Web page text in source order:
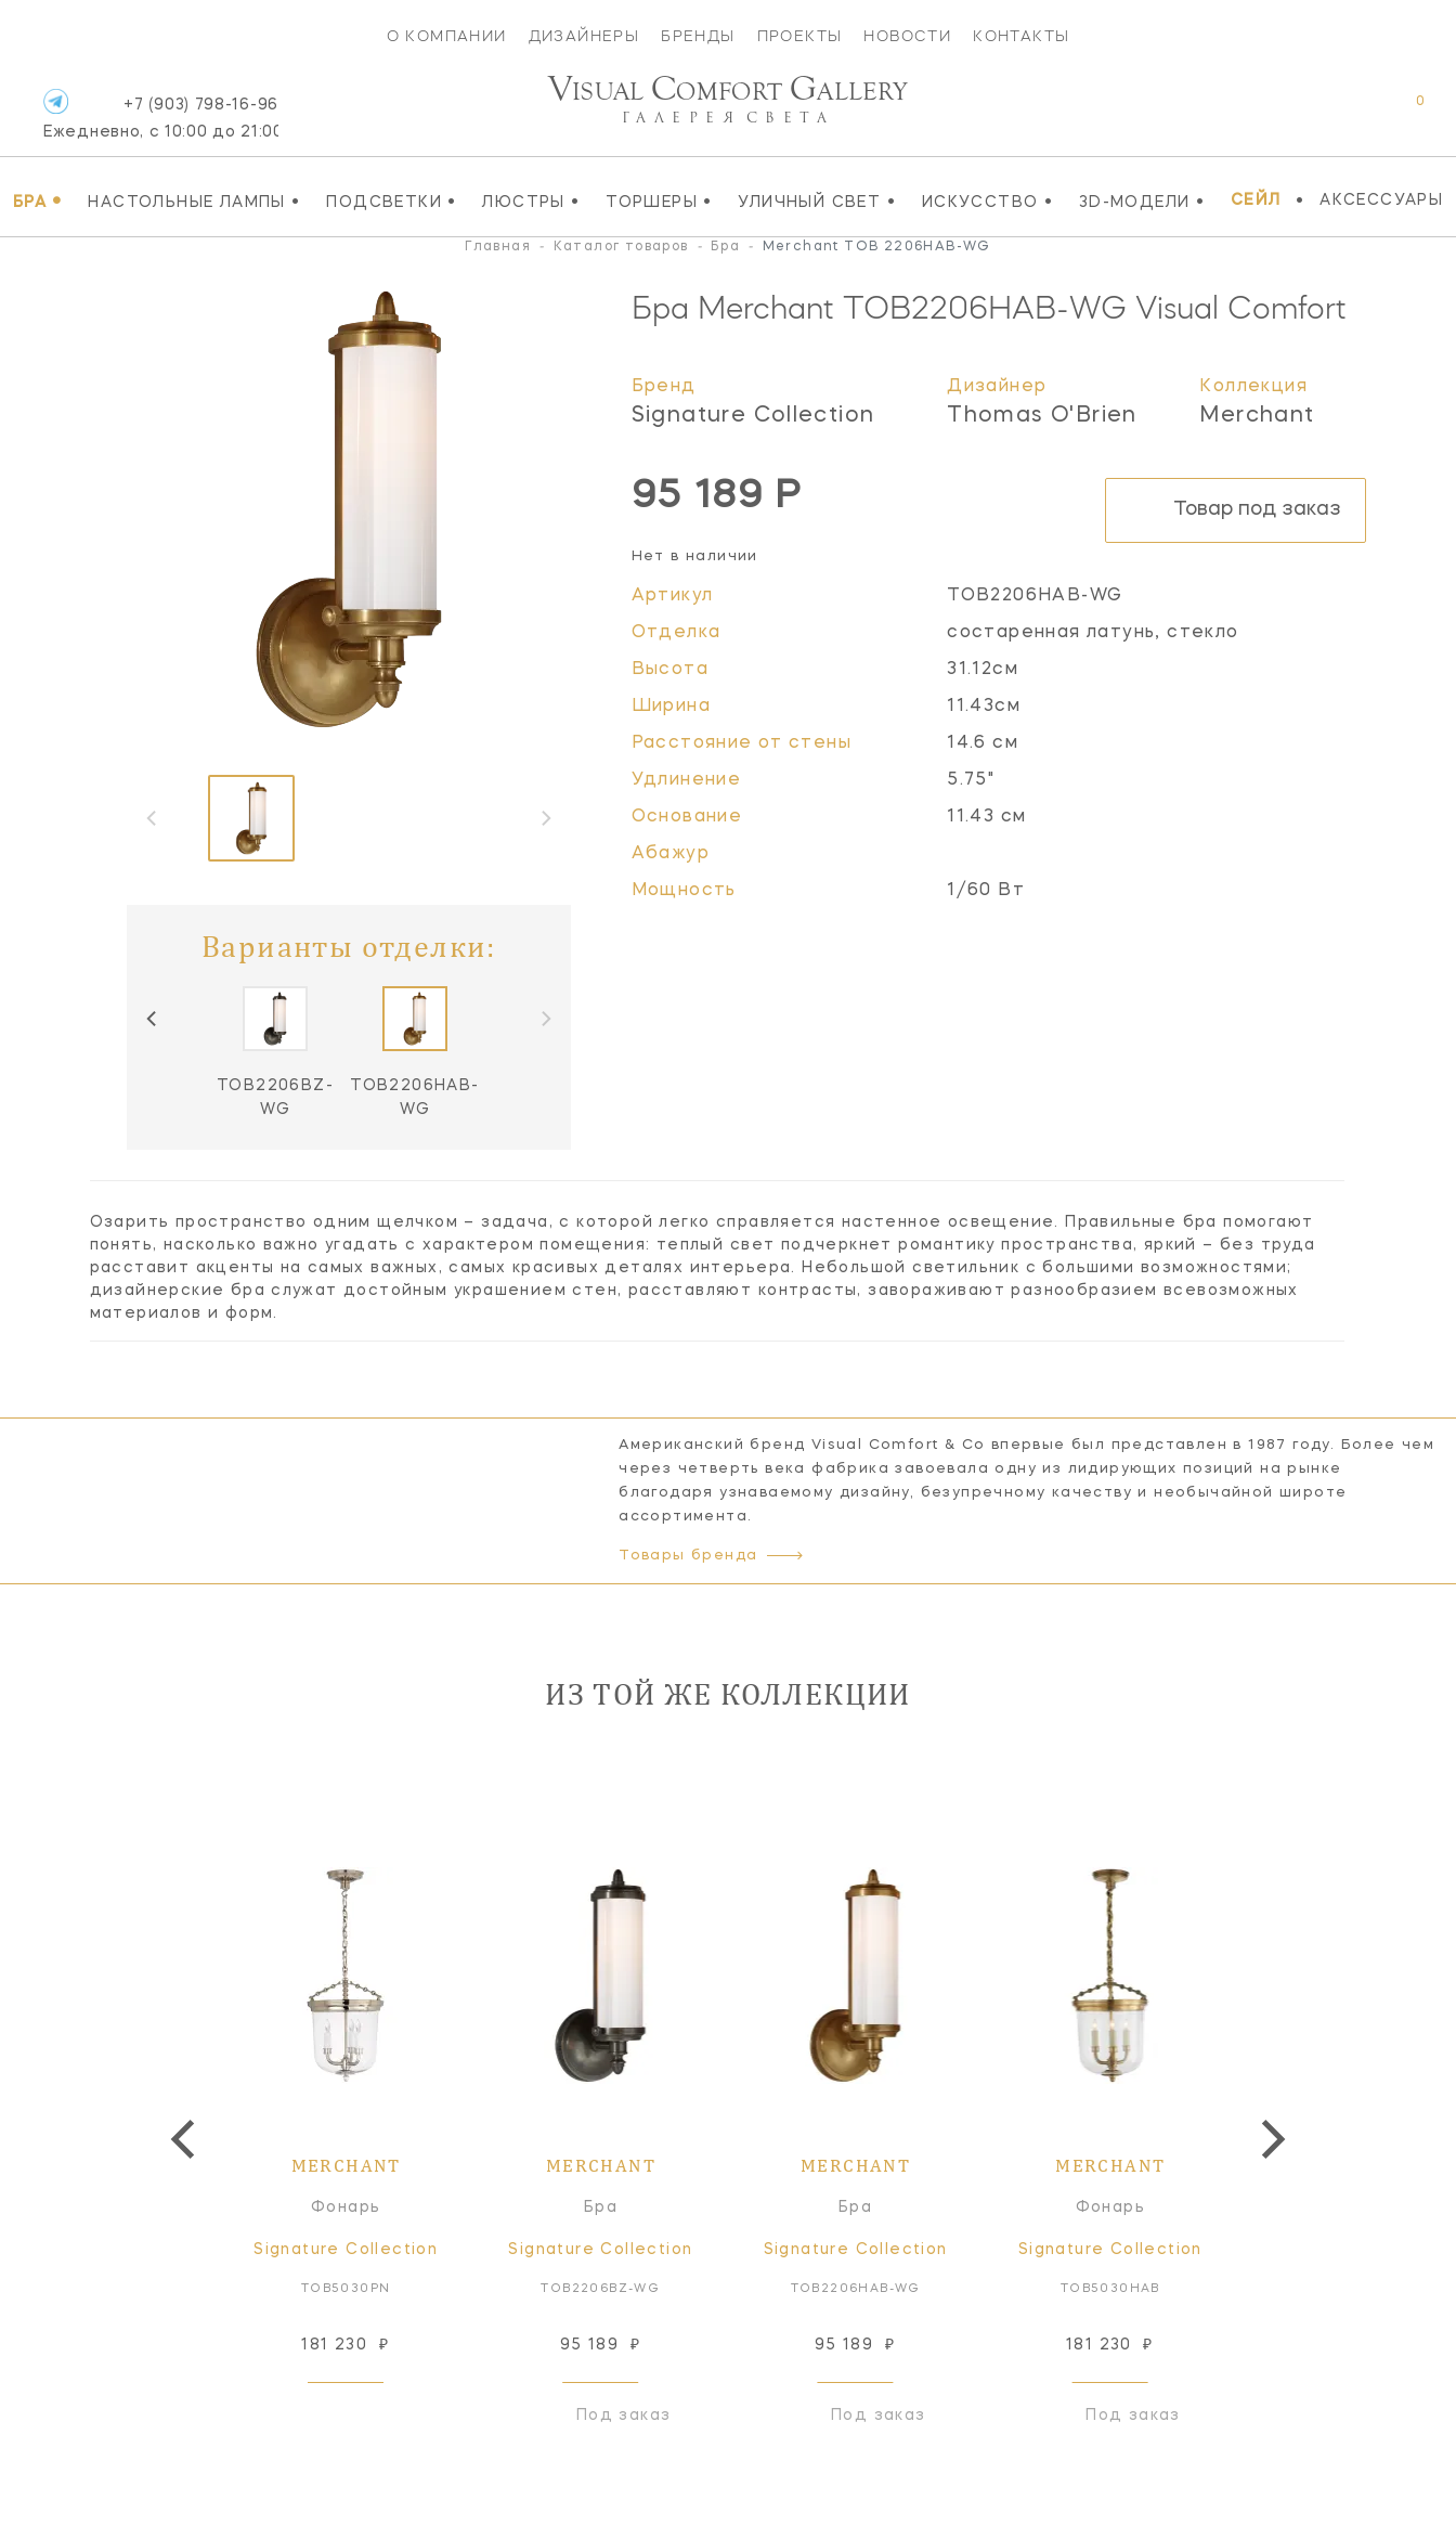
О КОМПАНИИ ДИЗАЙНЕРЫ БРЕНДЫ ПРОЕКТЫ НОВОСТИ КОНТАКТЫ
БРА • НАСТОЛЬНЫЕ ЛАМПЫ • ПОДСВЕТКИ • ЛЮСТРЫ • ТОРШЕРЫ • УЛИЧНЫЙ СВЕТ • ИСКУССТВО • 3D-МОДЕЛИ • СЕЙЛ • АКСЕССУАРЫ
+7 (903) 798-16-96
Ежедневно, с 10:00 до 21:00
0
VISUAL COMFORT GALLERY
ГАЛЕРЕЯ СВЕТА
Главная - Каталог товаров - Бра - Merchant TOB 2206HAB-WG
Варианты отделки:
TOB2206BZ-
WG
TOB2206HAB-
WG
Бра Merchant TOB2206HAB-WG Visual Comfort
Бренд
Signature Collection
Дизайнер
Thomas O'Brien
Коллекция
Merchant
95 189 Р
Нет в наличии
Товар под заказ
Артикул TOB2206HAB-WG
Отделка состаренная латунь, стекло
Высота 31.12см
Ширина 11.43см
Расстояние от стены 14.6 см
Удлинение 5.75"
Основание 11.43 см
Абажур
Мощность 1/60 Вт
Озарить пространство одним щелчком – задача, с которой легко справляется настенное освещение. Правильные бра помогают
понять, насколько важно угадать с характером помещения: теплый свет подчеркнет романтику пространства, яркий – без труда
расставит акценты на самых важных, самых красивых деталях интерьера. Небольшой светильник с большими возможностями;
дизайнерские бра служат достойным украшением стен, расставляют контрасты, завораживают разнообразием всевозможных
материалов и форм.
Американский бренд Visual Comfort & Co впервые был представлен в 1987 году. Более чем
через четверть века фабрика завоевала одну из лидирующих позиций на рынке
благодаря узнаваемому дизайну, безупречному качеству и необычайной широте
ассортимента.
Товары бренда
ИЗ ТОЙ ЖЕ КОЛЛЕКЦИИ
MERCHANT
Фонарь
Signature Collection
TOB5030PN
181 230 ₽
MERCHANT
Бра
Signature Collection
TOB2206BZ-WG
95 189 ₽
Под заказ
MERCHANT
Бра
Signature Collection
TOB2206HAB-WG
95 189 ₽
Под заказ
MERCHANT
Фонарь
Signature Collection
TOB5030HAB
181 230 ₽
Под заказ